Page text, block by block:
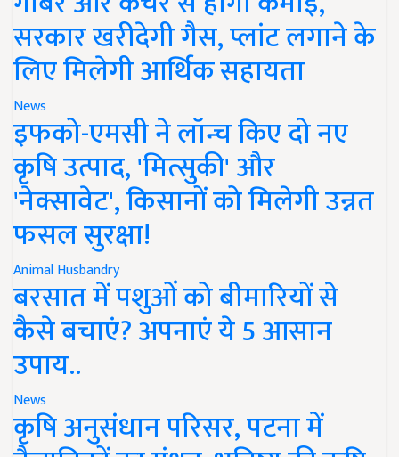
सरकार खरीदेगी गैस, प्लांट लगाने के
लिए मिलेगी आर्थिक सहायता
News
इफको-एमसी ने लॉन्च किए दो नए
कृषि उत्पाद, 'मित्सुकी' और
'नेक्सावेट', किसानों को मिलेगी उन्नत
फसल सुरक्षा!
Animal Husbandry
बरसात में पशुओं को बीमारियों से
कैसे बचाएं? अपनाएं ये 5 आसान
उपाय..
News
कृषि अनुसंधान परिसर, पटना में